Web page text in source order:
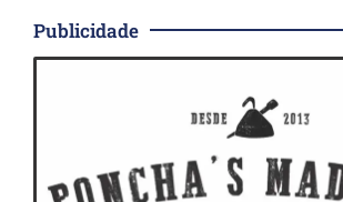
Publicidade